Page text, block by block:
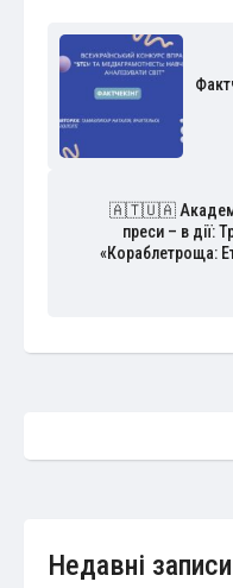
🇦🇹🇺🇦
преси – в дії:
«Кораблетроща:
Недавні записи